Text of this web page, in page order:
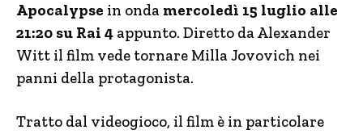
Apocalypse in onda mercoledì 15 luglio alle
21:20 su Rai 4 appunto. Diretto da Alexander
Witt il film vede tornare Milla Jovovich nei
panni della protagonista.
Tratto dal videogioco, il film è in particolare